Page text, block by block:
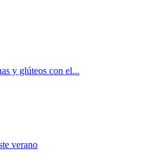
y glúteos con el...
verano